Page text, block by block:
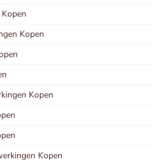
Kopen
Kopen
Kopen